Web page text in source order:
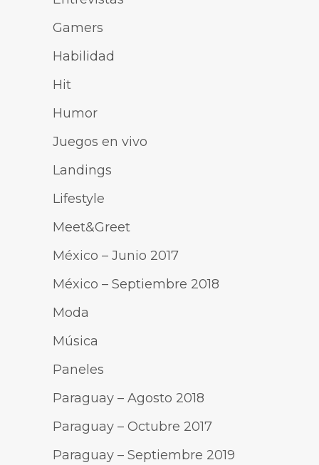
Gamers
Habilidad
Hit
Humor
Juegos en vivo
Landings
Lifestyle
Meet&Greet
México – Junio 2017
México – Septiembre 2018
Moda
Música
Paneles
Paraguay – Agosto 2018
Paraguay – Octubre 2017
Paraguay – Septiembre 2019